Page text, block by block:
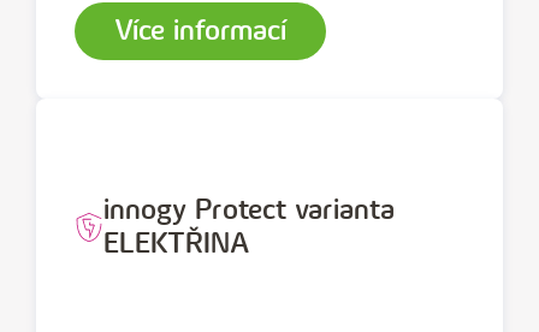
Více informací
innogy Protect varianta
ELEKTŘINA